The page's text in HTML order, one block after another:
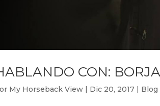
CON:
My Horseback View | Dic 20, 2017 | Blog